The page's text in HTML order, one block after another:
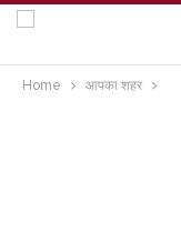
Home आपका शहर